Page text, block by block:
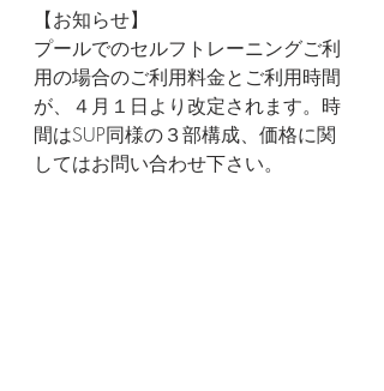
【お知らせ】
プールでのセルフトレーニングご利
用の場合のご利用料金とご利用時間
が、４月１日より改定されます。時
間はSUP同様の３部構成、価格に関
してはお問い合わせ下さい。